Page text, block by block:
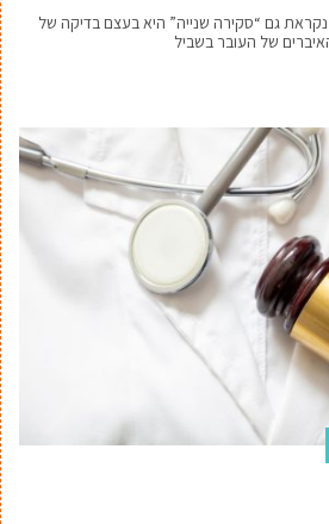
גם “סקירה שנייה” היא בעצם בדיקה של
של העובר בשביל